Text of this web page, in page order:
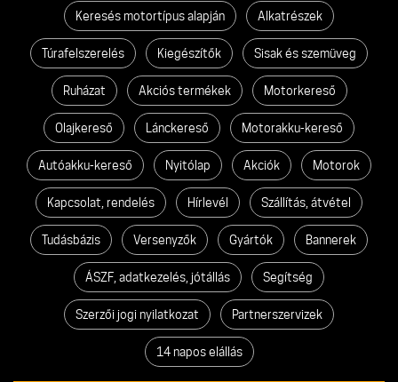
Keresés motortípus alapján Alkatrészek
Túrafelszerelés Kiegészítők Sisak és szemüveg
Ruházat Akciós termékek Motorkereső
Olajkereső Lánckereső Motorakku-kereső
Autóakku-kereső Nyitólap Akciók Motorok
Kapcsolat, rendelés Hírlevél Szállítás, átvétel
Tudásbázis Versenyzők Gyártók Bannerek
ÁSZF, adatkezelés, jótállás Segítség
Szerzői jogi nyilatkozat Partnerszervizek
14 napos elállás